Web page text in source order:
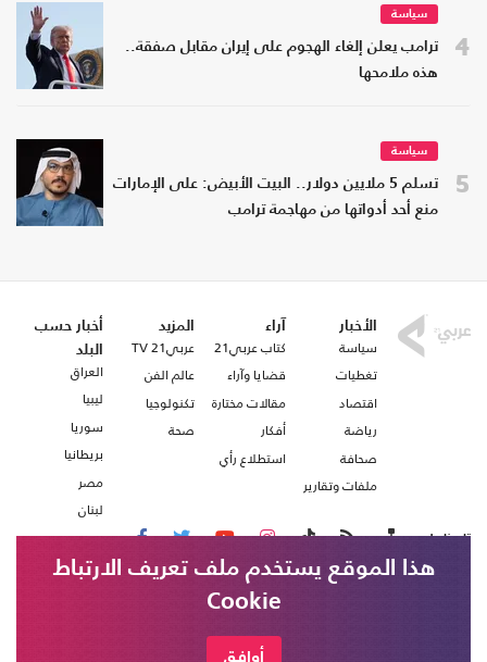
4
سياسة
ترامب يعلن إلغاء الهجوم على إيران مقابل صفقة..
هذه ملامحها
5
سياسة
تسلم 5 ملايين دولار.. البيت الأبيض: على الإمارات
منع أحد أدواتها من مهاجمة ترامب
الأخبار
سياسة
تغطيات
اقتصاد
رياضة
صحافة
ملفات وتقارير
آراء
كتاب عربي21
قضايا وآراء
مقالات مختارة
أفكار
استطلاع رأي
المزيد
عربي21 TV
عالم الفن
تكنولوجيا
صحة
أخبار حسب
البلد
العراق
ليبيا
سوريا
بريطانيا
مصر
لبنان
تابعنا على
هذا الموقع يستخدم ملف تعريف الارتباط
Cookie
أوافق